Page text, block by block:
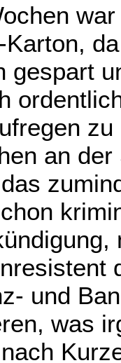
gespart
an
und
was